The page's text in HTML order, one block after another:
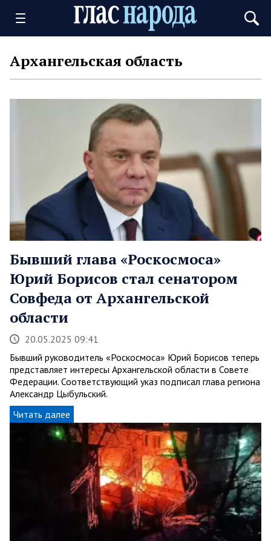
Архангельская область
Бывший глава «Роскосмоса»
Юрий Борисов стал сенатором
Совфеда от Архангельской
области
20.05.2025 09:41
Бывший руководитель «Роскосмоса» Юрий Борисов теперь
представляет интересы Архангельской области в Совете
Федерации. Соответствующий указ подписал глава региона
Александр Цыбульский.
Читать далее